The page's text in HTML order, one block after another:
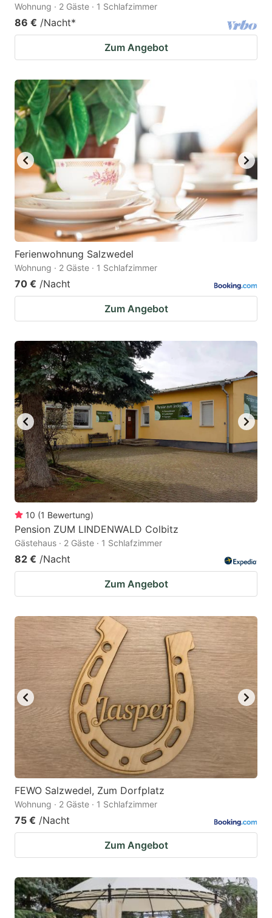
Wohnung · 2 Gäste · 1 Schlafzimmer
86 € /Nacht*
Zum Angebot
Ferienwohnung Salzwedel
Wohnung · 2 Gäste · 1 Schlafzimmer
70 € /Nacht
Zum Angebot
10 (1 Bewertung)
Pension ZUM LINDENWALD Colbitz
Gästehaus · 2 Gäste · 1 Schlafzimmer
82 € /Nacht
Zum Angebot
FEWO Salzwedel, Zum Dorfplatz
Wohnung · 2 Gäste · 1 Schlafzimmer
75 € /Nacht
Zum Angebot